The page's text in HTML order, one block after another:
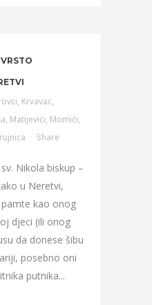
, Krvavac,
, Matijevići, Momići,
Share
Nikola biskup –
u Neretvi,
kao onog
djeci (ili onog
da donese šibu
posebno oni
putnika...